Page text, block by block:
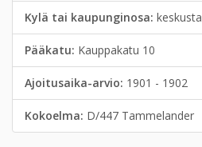
Kylä tai kaupunginosa: keskusta
Pääkatu: Kauppakatu 10
Ajoitusaika-arvio: 1901 - 1902
Kokoelma: D/447 Tammelander